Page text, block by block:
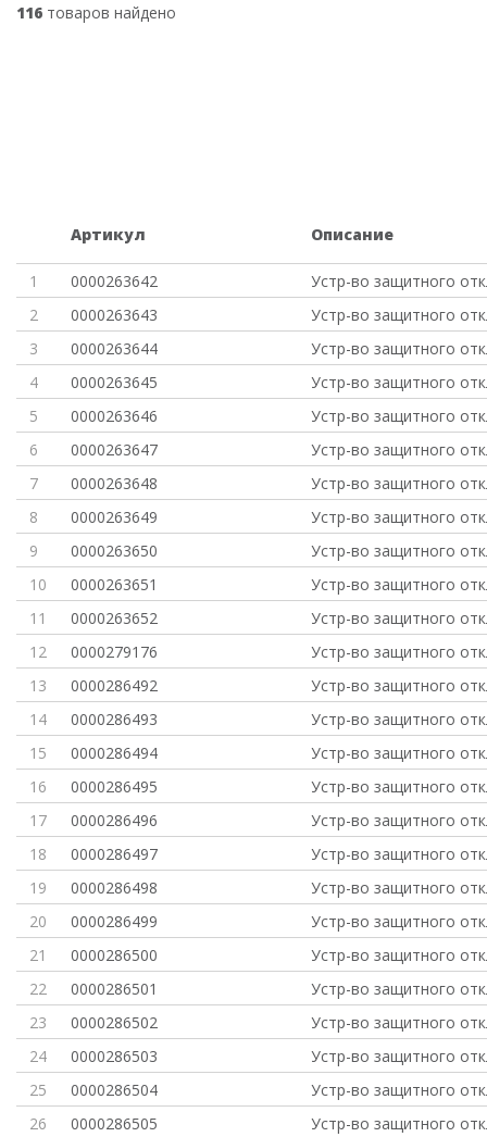
116 товаров найдено
Артикул Описание
1 0000263642
Устр-во защитного
2
0000263643
Устр-во защитного
3
0000263644
Устр-во защитного
4
0000263645
Устр-во защитного
5
0000263646
Устр-во защитного
6
0000263647
Устр-во защитного
7
0000263648
Устр-во защитного
8
0000263649
Устр-во защитного
9
0000263650
Устр-во защитного
10
0000263651
Устр-во защитного
11
0000263652
Устр-во защитного
12
0000279176
Устр-во защитного
13
0000286492
Устр-во защитного
14
0000286493
Устр-во защитного
15
0000286494
Устр-во защитного
16
0000286495
Устр-во защитного
17
0000286496
Устр-во защитного
18
0000286497
Устр-во защитного
19
0000286498
Устр-во защитного
20
0000286499
Устр-во защитного
21
0000286500
Устр-во защитного
22
0000286501
Устр-во защитного
23
0000286502
Устр-во защитного
24
0000286503
Устр-во защитного
25
0000286504
Устр-во защитного
26
0000286505
Устр-во защитного